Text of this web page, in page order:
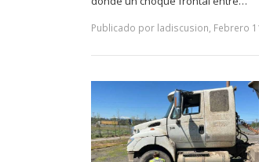
Publicado por ladiscusion, Febrero